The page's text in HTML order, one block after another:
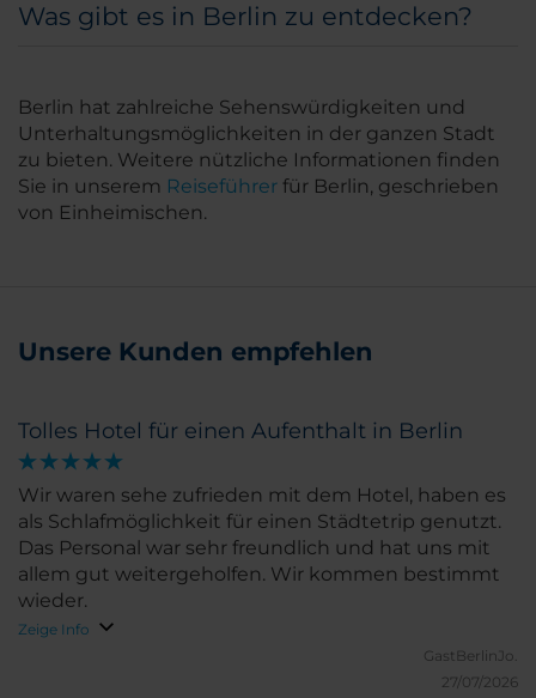
Was gibt es in Berlin zu entdecken?
Berlin hat zahlreiche Sehenswürdigkeiten und
Unterhaltungsmöglichkeiten in der ganzen Stadt
zu bieten. Weitere nützliche Informationen finden
Sie in unserem Reiseführer für Berlin, geschrieben
von Einheimischen.
Unsere Kunden empfehlen
Tolles Hotel für einen Aufenthalt in Berlin
Wir waren sehe zufrieden mit dem Hotel, haben es
als Schlafmöglichkeit für einen Städtetrip genutzt.
Das Personal war sehr freundlich und hat uns mit
allem gut weitergeholfen. Wir kommen bestimmt
wieder.
Zeige Info
GastBerlinJo.
27/07/2026